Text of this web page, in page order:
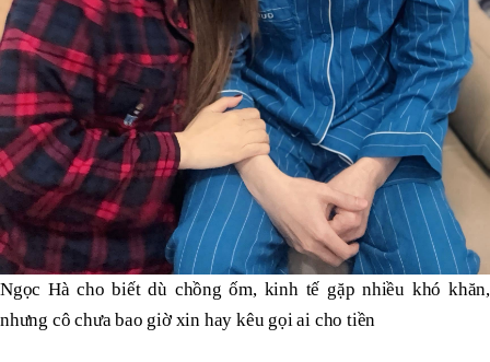
Ngọc Hà cho biết dù chồng ốm, kinh tế gặp nhiều khó khăn,
nhưng cô chưa bao giờ xin hay kêu gọi ai cho tiền